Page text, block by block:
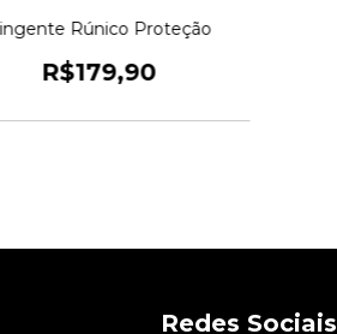
Rúnico Proteção
R$179,90
Redes Sociais